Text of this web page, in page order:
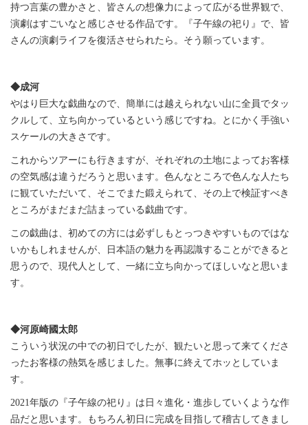
持つ言葉の豊かさと、皆さんの想像力によって広がる世界観で、
演劇はすごいなと感じさせる作品です。『子午線の祀り』で、皆
さんの演劇ライフを復活させられたら。そう願っています。
◆成河
やはり巨大な戯曲なので、簡単には越えられない山に全員でタッ
クルして、立ち向かっているという感じですね。とにかく手強い
スケールの大きさです。
これからツアーにも行きますが、それぞれの土地によってお客様
の空気感は違うだろうと思います。色んなところで色んな人たち
に観ていただいて、そこでまた鍛えられて、その上で検証すべき
ところがまだまだ詰まっている戯曲です。
この戯曲は、初めての方には必ずしもとっつきやすいものではな
いかもしれませんが、日本語の魅力を再認識することができると
思うので、現代人として、一緒に立ち向かってほしいなと思いま
す。
◆河原崎國太郎
こういう状況の中での初日でしたが、観たいと思って来てくださ
ったお客様の熱気を感じました。無事に終えてホッとしていま
す。
2021年版の『子午線の祀り』は日々進化・進歩していくような作
品だと思います。もちろん初日に完成を目指して稽古してきまし